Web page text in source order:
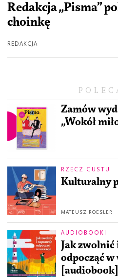
Zamów
„Wokół
RZECZ GUSTU
Kulturalny
MATEUSZ ROESLER
AUDIOBOOKI
Jak zwolnić
odpocząć w
[audiobook]
Redakcja „Pisma”
choinkę
REDAKCJA